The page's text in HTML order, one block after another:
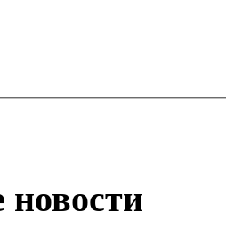
новости